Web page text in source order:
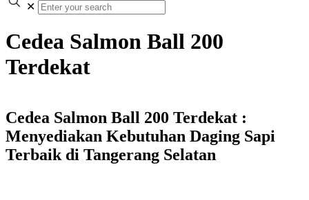
✕
Cedea Salmon Ball 200
Terdekat
Cedea Salmon Ball 200 Terdekat :
Menyediakan Kebutuhan Daging Sapi
Terbaik di Tangerang Selatan